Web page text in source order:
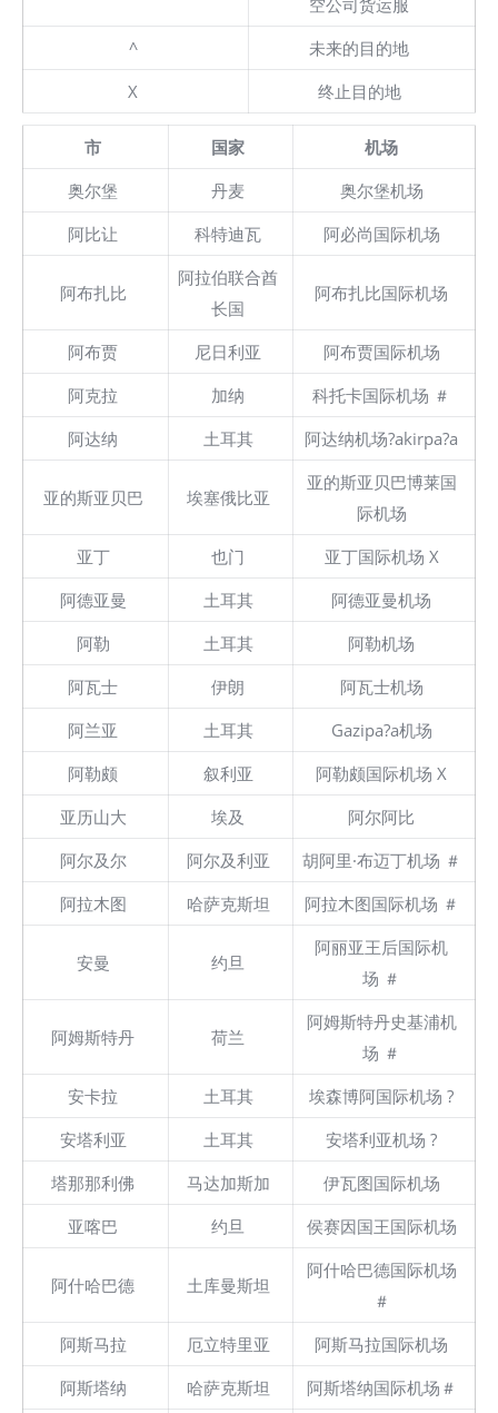
空公司货运服
^
未来的目的地
X
终止目的地
市 国家
机场
奥尔堡
丹麦
奥尔堡机场
阿比让
科特迪瓦 阿必尚国际机场
阿布扎比
阿拉伯联合酋
长国
阿布扎比国际机场
阿布贾 尼日利亚
阿布贾国际机场
阿克拉
加纳
科托卡国际机场 ＃
阿达纳
土耳其 阿达纳机场?akirpa?a
亚的斯亚贝巴 埃塞俄比亚
亚的斯亚贝巴博莱国
际机场
亚丁
也门
亚丁国际机场 X
阿德亚曼
土耳其
阿德亚曼机场
阿勒
土耳其
阿勒机场
阿瓦士
伊朗
阿瓦士机场
阿兰亚
土耳其
Gazipa?a机场
阿勒颇
叙利亚
阿勒颇国际机场 X
亚历山大
埃及
阿尔阿比
阿尔及尔
阿尔及利亚
胡阿里·布迈丁机场 ＃
阿拉木图
哈萨克斯坦 阿拉木图国际机场 ＃
安曼 约旦
阿丽亚王后国际机
场 ＃
阿姆斯特丹 荷兰
阿姆斯特丹史基浦机
场 ＃
安卡拉
土耳其
埃森博阿国际机场 ?
安塔利亚
土耳其
安塔利亚机场 ?
塔那那利佛
马达加斯加
伊瓦图国际机场
亚喀巴
约旦 侯赛因国王国际机场
阿什哈巴德 土库曼斯坦
阿什哈巴德国际机场
＃
阿斯马拉
厄立特里亚
阿斯马拉国际机场
阿斯塔纳
哈萨克斯坦
阿斯塔纳国际机场＃